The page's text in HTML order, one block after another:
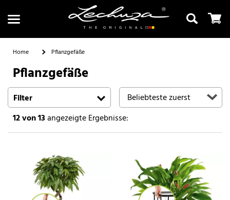
Suchen
Home Pflanzgefäße
Pflanzgefäße
Filter
12von 13angezeigte Ergebnisse: